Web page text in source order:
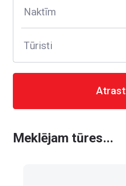
Naktīm
Tūristi
Atrast
Meklējam tūres...